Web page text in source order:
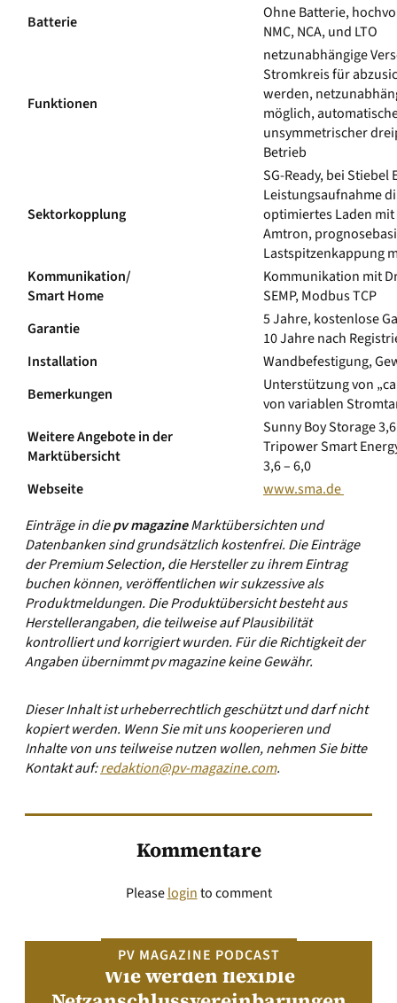
Batterie
Ohne Batterie,
NMC, NCA, und LTO
Funktionen
netzunabhängige
Stromkreis für
werden,
möglich,
unsymmetrischer
Betrieb
Sektorkopplung
SG-Ready, bei
Leistungsaufnahme
optimiertes Laden
Amtron,
Lastspitzenkappung
Kommunikation/
Smart Home
Kommunikation mit
SEMP, Modbus TCP
Garantie
5 Jahre, kostenlose
10 Jahre nach
Installation
Wandbefestigung,
Bemerkungen
Unterstützung von
von variablen
Weitere Angebote in der
Marktübersicht
Sunny Boy Storage
Tripower Smart
3,6 – 6,0
Webseite
www.sma.de
Einträge in diepv magazineMarktübersichten und
Datenbanken sind grundsätzlich kostenfrei. Die Einträge
der Premium Selection, die Hersteller zu ihrem Eintrag
buchen können, veröffentlichen wir sukzessive als
Produktmeldungen. Die Produktübersicht besteht aus
Herstellerangaben, die teilweise auf Plausibilität
kontrolliert und korrigiert wurden. Für die Richtigkeit der
Angaben übernimmt pv magazine keine Gewähr.
Dieser Inhalt ist urheberrechtlich geschützt und darf nicht
kopiert werden. Wenn Sie mit uns kooperieren und
Inhalte von uns teilweise nutzen wollen, nehmen Sie bitte
Kontakt auf:redaktion@pv-magazine.com.
Kommentare
Pleaseloginto comment
PV MAGAZINE PODCAST
Wie werden flexible